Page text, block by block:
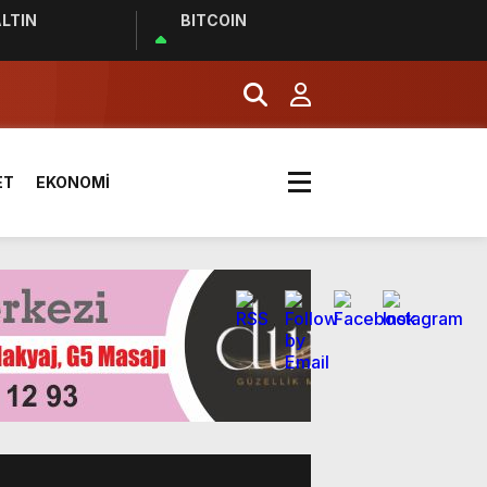
BITCOIN
toplumun olmazsa olmaz
EKONOMİ